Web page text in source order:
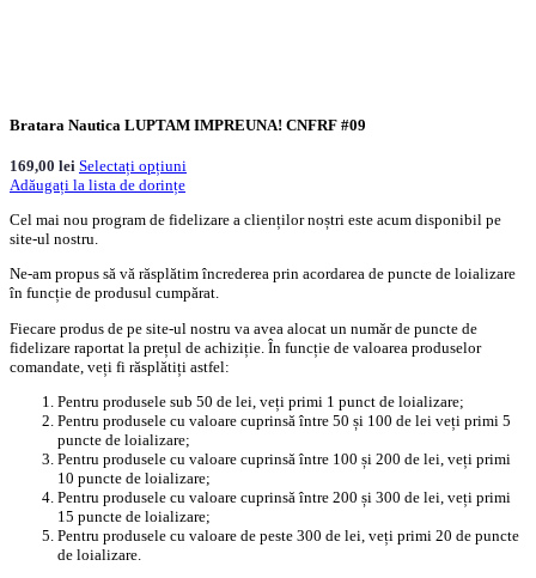
Bratara Nautica LUPTAM IMPREUNA! CNFRF #09
169,00 lei Selectați opțiuni
Adăugați la lista de dorințe
Cel mai nou program de fidelizare a clienților noștri este acum disponibil pe
site-ul nostru.
Ne-am propus să vă răsplătim încrederea prin acordarea de puncte de loializare
în funcție de produsul cumpărat.
Fiecare produs de pe site-ul nostru va avea alocat un număr de puncte de
fidelizare raportat la prețul de achiziție. În funcție de valoarea produselor
comandate, veți fi răsplătiți astfel:
Pentru produsele sub 50 de lei, veți primi 1 punct de loializare;
Pentru produsele cu valoare cuprinsă între 50 și 100 de lei veți primi 5
puncte de loializare;
Pentru produsele cu valoare cuprinsă între 100 și 200 de lei, veți primi
10 puncte de loializare;
Pentru produsele cu valoare cuprinsă între 200 și 300 de lei, veți primi
15 puncte de loializare;
Pentru produsele cu valoare de peste 300 de lei, veți primi 20 de puncte
de loializare.